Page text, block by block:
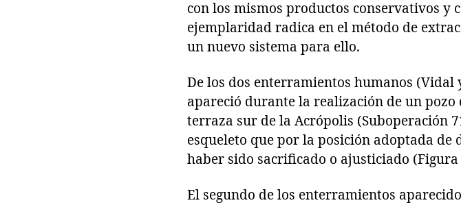
con los mismos productos conservativos
ejemplaridad radica en el método de
un nuevo sistema para ello.
De los dos enterramientos humanos (Vidal
apareció durante la realización de un pozo
terraza sur de la Acrópolis (Suboperación
esqueleto que por la posición adoptada
haber sido sacrificado o ajusticiado (Figura
El segundo de los enterramientos